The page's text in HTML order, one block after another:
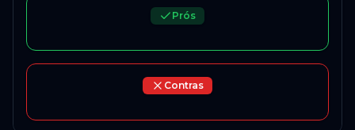
Prós
Contras